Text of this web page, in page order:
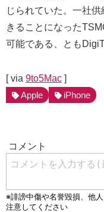
じられていた。一社
きることになった
可能である、とも
[ via 9to5Mac ]
Apple
iPhone